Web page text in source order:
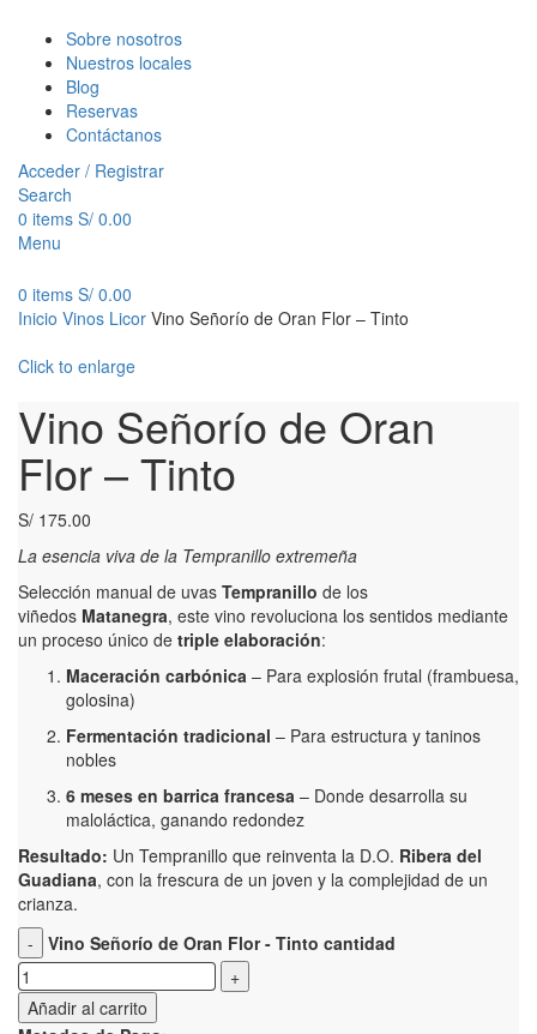
Sobre nosotros
Nuestros locales
Blog
Reservas
Contáctanos
Acceder / Registrar
Search
0 items S/ 0.00
Menu
0 items S/ 0.00
Inicio Vinos Licor Vino Señorío de Oran Flor – Tinto
Click to enlarge
Vino Señorío de Oran
Flor – Tinto
S/ 175.00
La esencia viva de la Tempranillo extremeña
Selección manual de uvas Tempranillo de los
viñedos Matanegra, este vino revoluciona los sentidos mediante
un proceso único de triple elaboración:
Maceración carbónica – Para explosión frutal (frambuesa,
golosina)
Fermentación tradicional – Para estructura y taninos
nobles
6 meses en barrica francesa – Donde desarrolla su
maloláctica, ganando redondez
Resultado: Un Tempranillo que reinventa la D.O. Ribera del
Guadiana, con la frescura de un joven y la complejidad de un
crianza.
Vino Señorío de Oran Flor - Tinto cantidad
Añadir al carrito